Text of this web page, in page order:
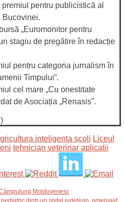
premiul pentru publicistică al
Bucovinei.
„Euromonitor pentru
stagiu de pregătire în redacție
pentru categoria jurnalism în
Timpului”.
cel mare „Cu onestitate
de Asociația „Renasis”.
inteligenta scoli Liceul
tehnician veterinar aplicatii
Moldovenesc
dintr-un spital județean, amenajat